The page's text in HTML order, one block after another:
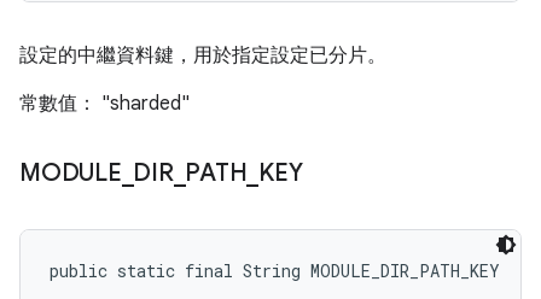
設定的中繼資料鍵，用於指定設定已分片。
常數值： "sharded"
MODULE DIR_ PATH KEY
public static final String MODULE_DIR_PATH_KEY